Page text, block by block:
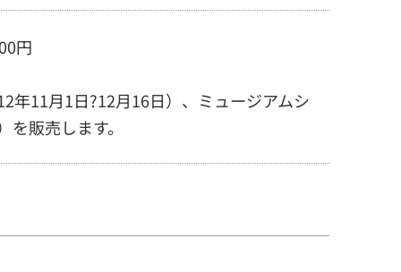
円
年11月1日?12月16日）、ミュージアムシ
販売します。